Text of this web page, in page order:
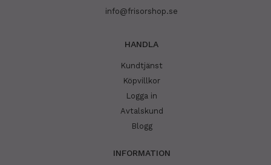
info@frisorshop.se
HANDLA
Kundtjänst
Köpvillkor
Logga in
Avtalskund
Blogg
INFORMATION